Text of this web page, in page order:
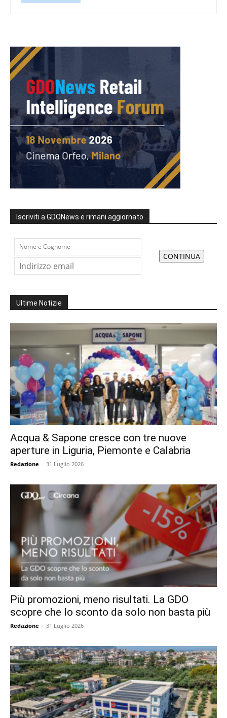
Iscriviti a GDONews e rimani aggiornato
Ultime Notizie
Acqua & Sapone cresce con tre nuove
aperture in Liguria, Piemonte e Calabria
Redazione - 31 Luglio 2026
Più promozioni, meno risultati. La GDO
scopre che lo sconto da solo non basta più
Redazione - 31 Luglio 2026